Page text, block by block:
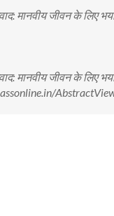
मानवीय जीवन के लिए
मानवीय जीवन के लिए